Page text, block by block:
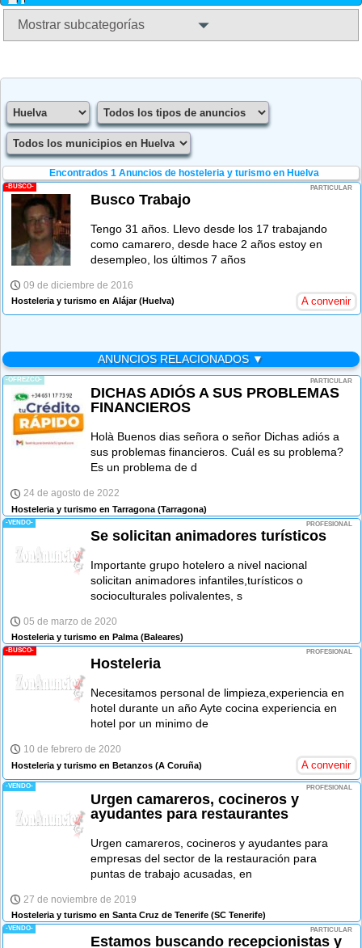
Mostrar subcategorías
Encontrados 1Anuncios de hosteleria y turismo en Huelva
-BUSCO- PARTICULAR
Busco Trabajo
Tengo 31 años. Llevo desde los 17 trabajando
como camarero, desde hace 2 años estoy en
desempleo, los últimos 7 años
09 de diciembre de 2016
Hosteleria y turismo en Alájar(Huelva) A convenir
ANUNCIOS RELACIONADOS ▼
-OFREZCO- PARTICULAR
DICHAS ADIÓS A SUS PROBLEMAS
FINANCIEROS
Holà Buenos dias señora o señor Dichas adiós a
sus problemas financieros. Cuál es su problema?
Es un problema de d
24 de agosto de 2022
Hosteleria y turismo en Tarragona (Tarragona)
-VENDO- PROFESIONAL
Se solicitan animadores turísticos
Importante grupo hotelero a nivel nacional
solicitan animadores infantiles,turísticos o
socioculturales polivalentes, s
05 de marzo de 2020
Hosteleria y turismo en Palma (Baleares)
-BUSCO- PROFESIONAL
Hosteleria
Necesitamos personal de limpieza,experiencia en
hotel durante un año Ayte cocina experiencia en
hotel por un minimo de
10 de febrero de 2020
Hosteleria y turismo en Betanzos (A Coruña) A convenir
-VENDO- PROFESIONAL
Urgen camareros, cocineros y
ayudantes para restaurantes
Urgen camareros, cocineros y ayudantes para
empresas del sector de la restauración para
puntas de trabajo acusadas, en
27 de noviembre de 2019
Hosteleria y turismo en Santa Cruz de Tenerife (SC Tenerife)
-VENDO- PARTICULAR
Estamos buscando recepcionistas y